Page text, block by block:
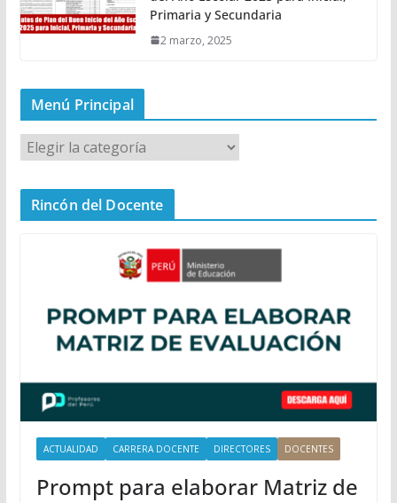
Primaria y Secundaria
2 marzo, 2025
Menú Principal
M
e
n
a
Rincón del Docente
ACTUALIDAD CARRERA DOCENTE DIRECTORES DOCENTES
Prompt para elaborar Matriz de